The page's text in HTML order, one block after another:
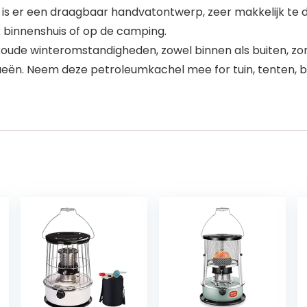
er een draagbaar handvatontwerp, zeer makkelijk
of op de camping.
winteromstandigheden, zowel binnen als buiten,
Neem deze petroleumkachel mee for tuin, tenten,